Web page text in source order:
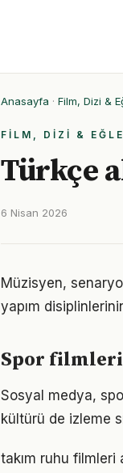
Anasayfa · Film, Dizi &
FILM, DIZI &
Türkçe
6 Nisan 2026
Müzisyen,
yapım
Spor
Sosyal medya,
kültürü de izleme
takım ruhu filmleri